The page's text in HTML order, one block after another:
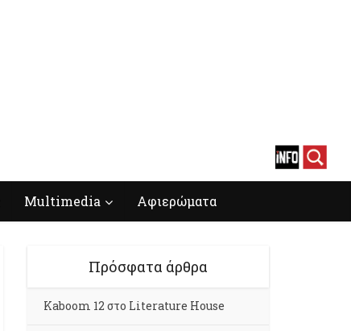
Multimedia Αφιερώματα
Πρόσφατα άρθρα
Kaboom 12 στο Literature House